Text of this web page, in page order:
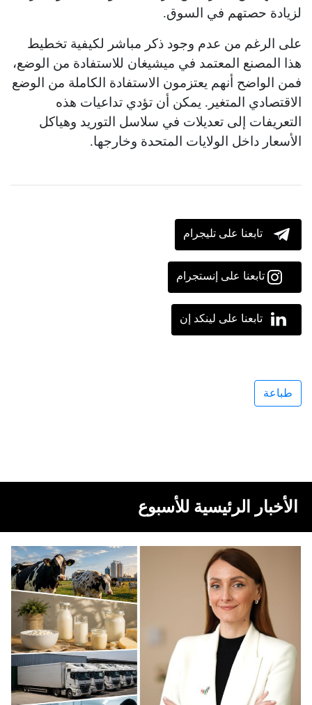
لزيادة حصتهم في السوق.
على الرغم من عدم وجود ذكر مباشر لكيفية تخطيط
هذا المصنع المعتمد في ميشيغان للاستفادة من الوضع،
فمن الواضح أنهم يعتزمون الاستفادة الكاملة من الوضع
الاقتصادي المتغير. يمكن أن تؤدي تداعيات هذه
التعريفات إلى تعديلات في سلاسل التوريد وهياكل
الأسعار داخل الولايات المتحدة وخارجها.
تابعنا على تليجرام
تابعنا على إنستجرام
تابعنا على لينكد إن
طباعة
الأخبار الرئيسية للأسبوع